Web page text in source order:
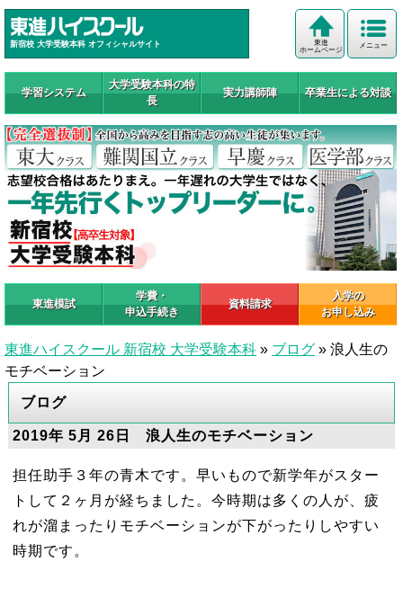
新宿校 大学受験本科 オフィシャルサイト メニュー
東進
ホームページ
学習システム
大学受験本科の特
長
実力講師陣 卒業生による対談
東進模試
学費・
申込手続き
資料請求
入学の
お申し込み
東進ハイスクール 新宿校 大学受験本科 » ブログ » 浪人生の
モチベーション
ブログ
2019年 5月 26日 浪人生のモチベーション
担任助手３年の青木です。早いもので新学年がスター
トして２ヶ月が経ちました。今時期は多くの人が、疲
れが溜まったりモチベーションが下がったりしやすい
時期です。